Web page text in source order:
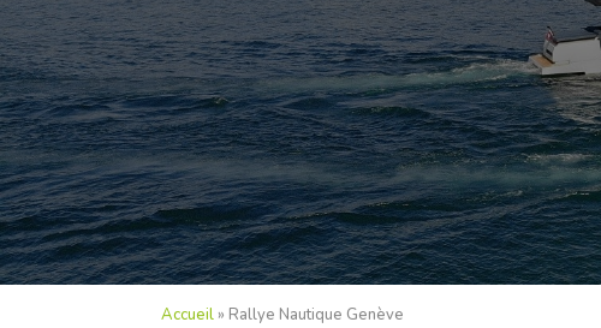
Accueil » Rallye Nautique Genève